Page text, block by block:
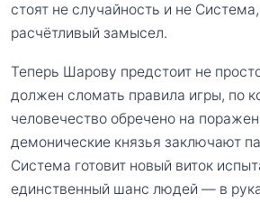
стоят не случайность и не
расчётливый замысел.
Теперь Шарову предстоит не
должен сломать правила игры, по
человечество обречено на
демонические князья заключают
Система готовит новый виток
единственный шанс людей — в